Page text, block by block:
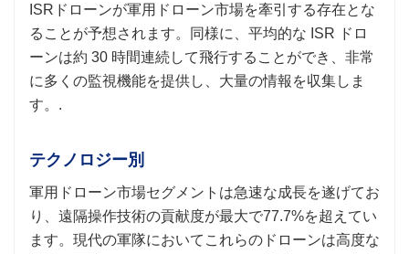
ISRドローンが軍用ドローン市場を牽引する存在とな
ることが予想されます。同様に、平均的な ISR ドロ
ーンは約 30 時間連続して飛行することができ、非常
に多くの監視機能を提供し、大量の情報を収集しま
す。.
テクノロジー別
軍用ドローン市場セグメントは急速な成長を遂げてお
り、遠隔操作技術の貢献度が最大で77.7%を超えてい
ます。現代の軍隊においてこれらのドローンは高度な